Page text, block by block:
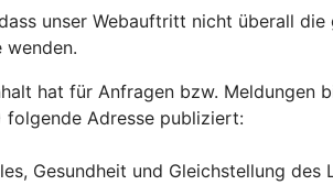
unser Webauftritt nicht überall
wenden.
hat für Anfragen bzw.
folgende Adresse publiziert:
Gesundheit und Gleichstellung des